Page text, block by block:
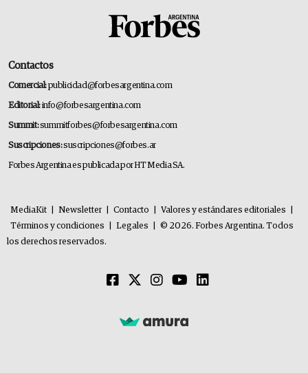
Contactos
Comercial:publicidad@forbesargentina.com
Editorial:info@forbesargentina.com
Summit:summitforbes@forbesargentina.com
Suscripciones:suscripciones@forbes.ar
Forbes Argentina es publicada por HT Media SA.
MediaKit Newsletter Contacto Valores y estándares editoriales
Términos y condiciones
Legales
© 2026. Forbes Argentina. Todos
los derechos reservados.